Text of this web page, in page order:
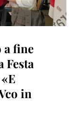
a fine
Festa
in